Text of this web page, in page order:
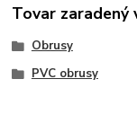
Tovar zaradený
Obrusy
PVC obrusy